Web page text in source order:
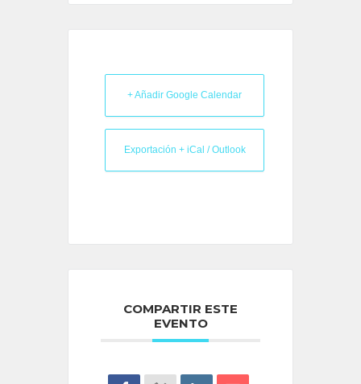
+ Añadir Google Calendar
Exportación + iCal / Outlook
COMPARTIR ESTE
EVENTO